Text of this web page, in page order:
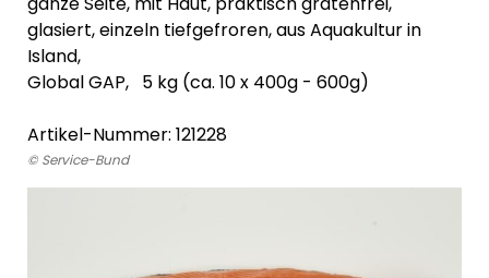
glasiert, einzeln tiefgefroren, aus Aquakultur in
Island,
Global GAP, 5 kg (ca. 10 x 400g - 600g)
Artikel-Nummer: 121228
© Service-Bund